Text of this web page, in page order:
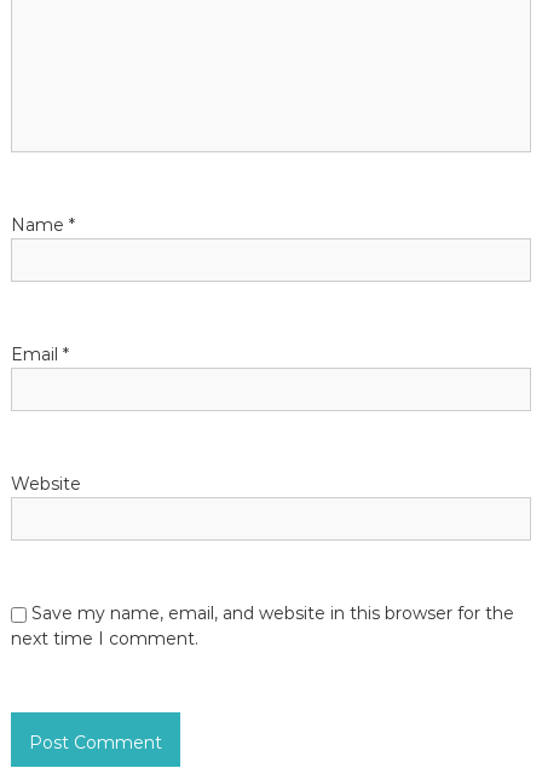
o
Name *
Email *
Website
Save my name, email, and website in this browser for the
next time I comment.